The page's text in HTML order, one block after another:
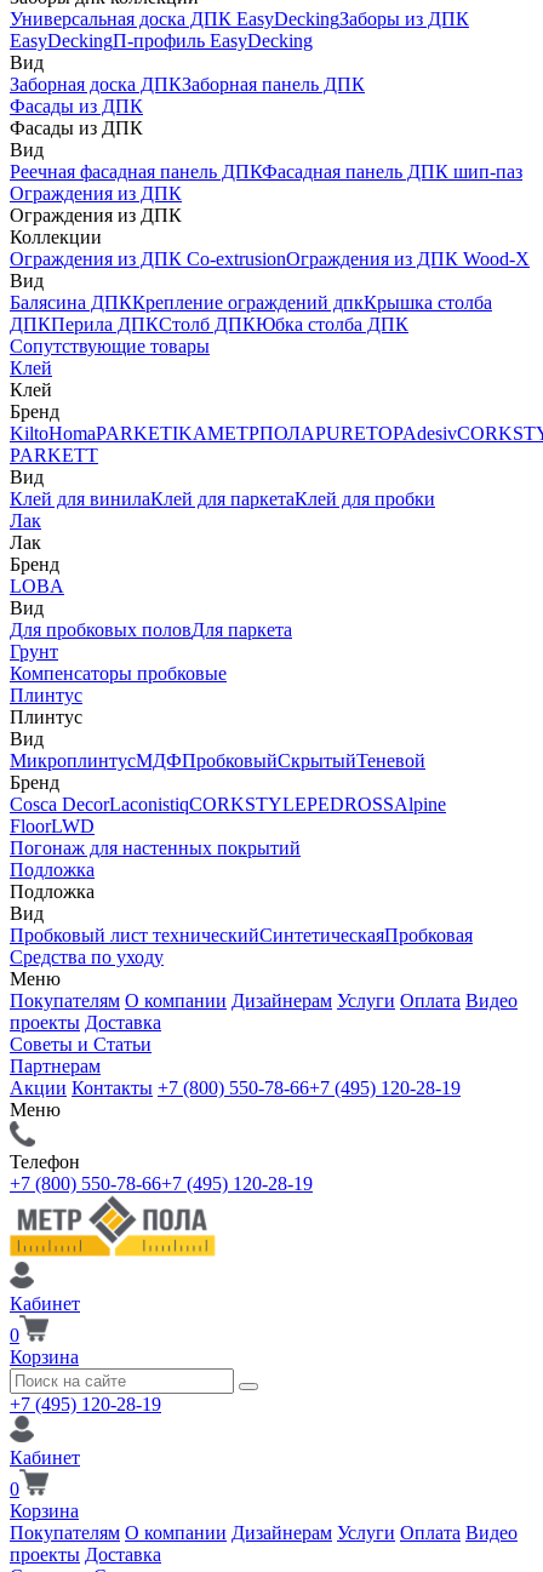
Универсальная доска ДПК EasyDeckingЗаборы из ДПК
EasyDeckingП-профиль EasyDecking
Вид
Заборная доска ДПКЗаборная панель ДПК
Фасады из ДПК
Фасады из ДПК
Вид
Реечная фасадная панель ДПКФасадная панель ДПК шип-паз
Ограждения из ДПК
Ограждения из ДПК
Коллекции
Ограждения из ДПК Co-extrusionОграждения из ДПК Wood-X
Вид
Балясина ДПККрепление ограждений дпкКрышка столба
ДПКПерила ДПКСтолб ДПКЮбка столба ДПК
Сопутствующие товары
Клей
Клей
Бренд
KiltoHomaPARKETIKAМЕТРПОЛАPURETOPAdesiv
PARKETT
Вид
Клей для винилаКлей для паркетаКлей для пробки
Лак
Лак
Бренд
LOBA
Вид
Для пробковых половДля паркета
Грунт
Компенсаторы пробковые
Плинтус
Плинтус
Вид
МикроплинтусМДФПробковыйСкрытыйТеневой
Бренд
Cosca DecorLaconistiqCORKSTYLEPEDROSSAlpine
FloorLWD
Погонаж для настенных покрытий
Подложка
Подложка
Вид
Пробковый лист техническийСинтетическаяПробковая
Средства по уходу
Меню
Покупателям О компании Дизайнерам Услуги Оплата Видео
проекты Доставка
Советы и Статьи
Партнерам
Акции Контакты +7 (800) 550-78-66+7 (495) 120-28-19
Меню
Телефон
+7 (800) 550-78-66+7 (495) 120-28-19
Кабинет
0
Корзина
+7 (495) 120-28-19
Кабинет
0
Корзина
Покупателям О компании Дизайнерам Услуги Оплата Видео
проекты Доставка